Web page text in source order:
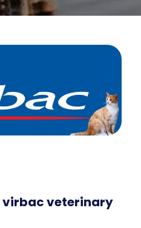
virbac veterinary